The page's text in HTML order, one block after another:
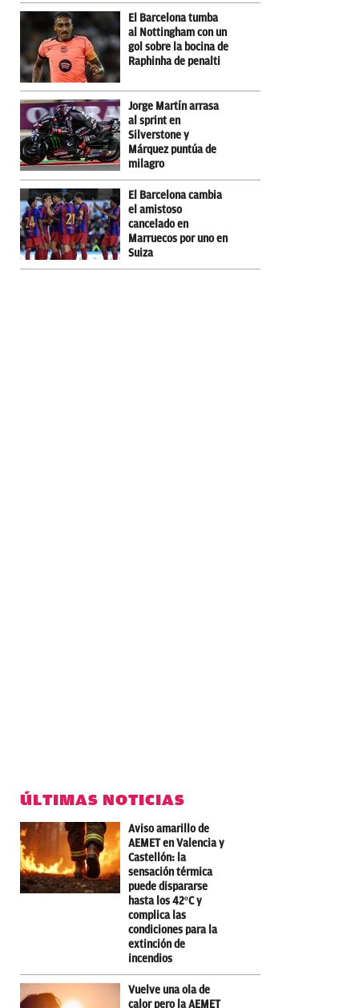
El Barcelona tumba
al Nottingham con un
gol sobre la bocina de
Raphinha de penalti
Jorge Martín arrasa
al sprint en
Silverstone y
Márquez puntúa de
milagro
El Barcelona cambia
el amistoso
cancelado en
Marruecos por uno en
Suiza
ÚLTIMAS NOTICIAS
Aviso amarillo de
AEMET en Valencia y
Castellón: la
sensación térmica
puede dispararse
hasta los 42ºC y
complica las
condiciones para la
extinción de
incendios
Vuelve una ola de
calor pero la AEMET